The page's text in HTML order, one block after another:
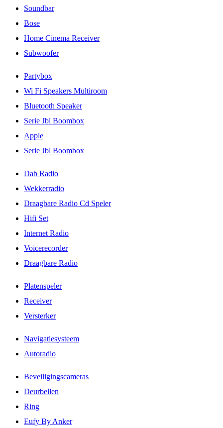
Soundbar
Bose
Home Cinema Receiver
Subwoofer
Partybox
Wi Fi Speakers Multiroom
Bluetooth Speaker
Serie Jbl Boombox
Apple
Serie Jbl Boombox
Dab Radio
Wekkerradio
Draagbare Radio Cd Speler
Hifi Set
Internet Radio
Voicerecorder
Draagbare Radio
Platenspeler
Receiver
Versterker
Navigatiesysteem
Autoradio
Beveiligingscameras
Deurbellen
Ring
Eufy By Anker